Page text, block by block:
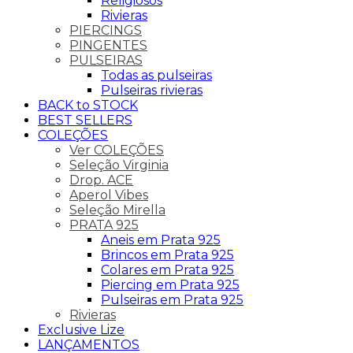
Rivieras
PIERCINGS
PINGENTES
PULSEIRAS
Todas as pulseiras
Pulseiras rivieras
BACK to STOCK
BEST SELLERS
COLEÇÕES
Ver COLEÇÕES
Seleção Virginia
Drop. ACE
Aperol Vibes
Seleção Mirella
PRATA 925
Aneis em Prata 925
Brincos em Prata 925
Colares em Prata 925
Piercing em Prata 925
Pulseiras em Prata 925
Rivieras
Exclusive Lize
LANÇAMENTOS